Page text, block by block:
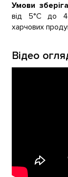
Умови
від 5°С до
харчових
Відео